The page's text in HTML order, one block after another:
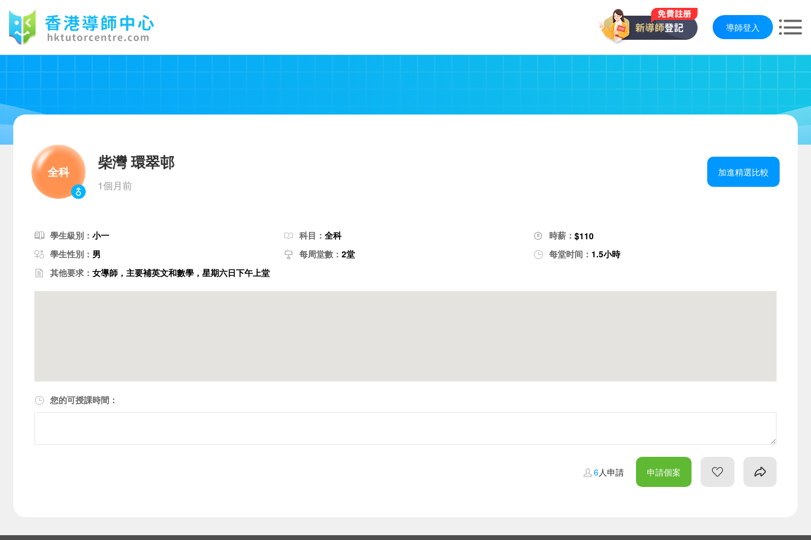
導師登入
全科
柴灣 環翠邨
1個月前
加進精選比較
學生級別： 小一 科目：全科 時薪： $110
學生性別： 男 每周堂數：2堂 每堂时间： 1.5小時
其他要求： 女導師，主要補英文和數學，星期六日下午上堂
您的可授課時間：
6人申請 申請個案